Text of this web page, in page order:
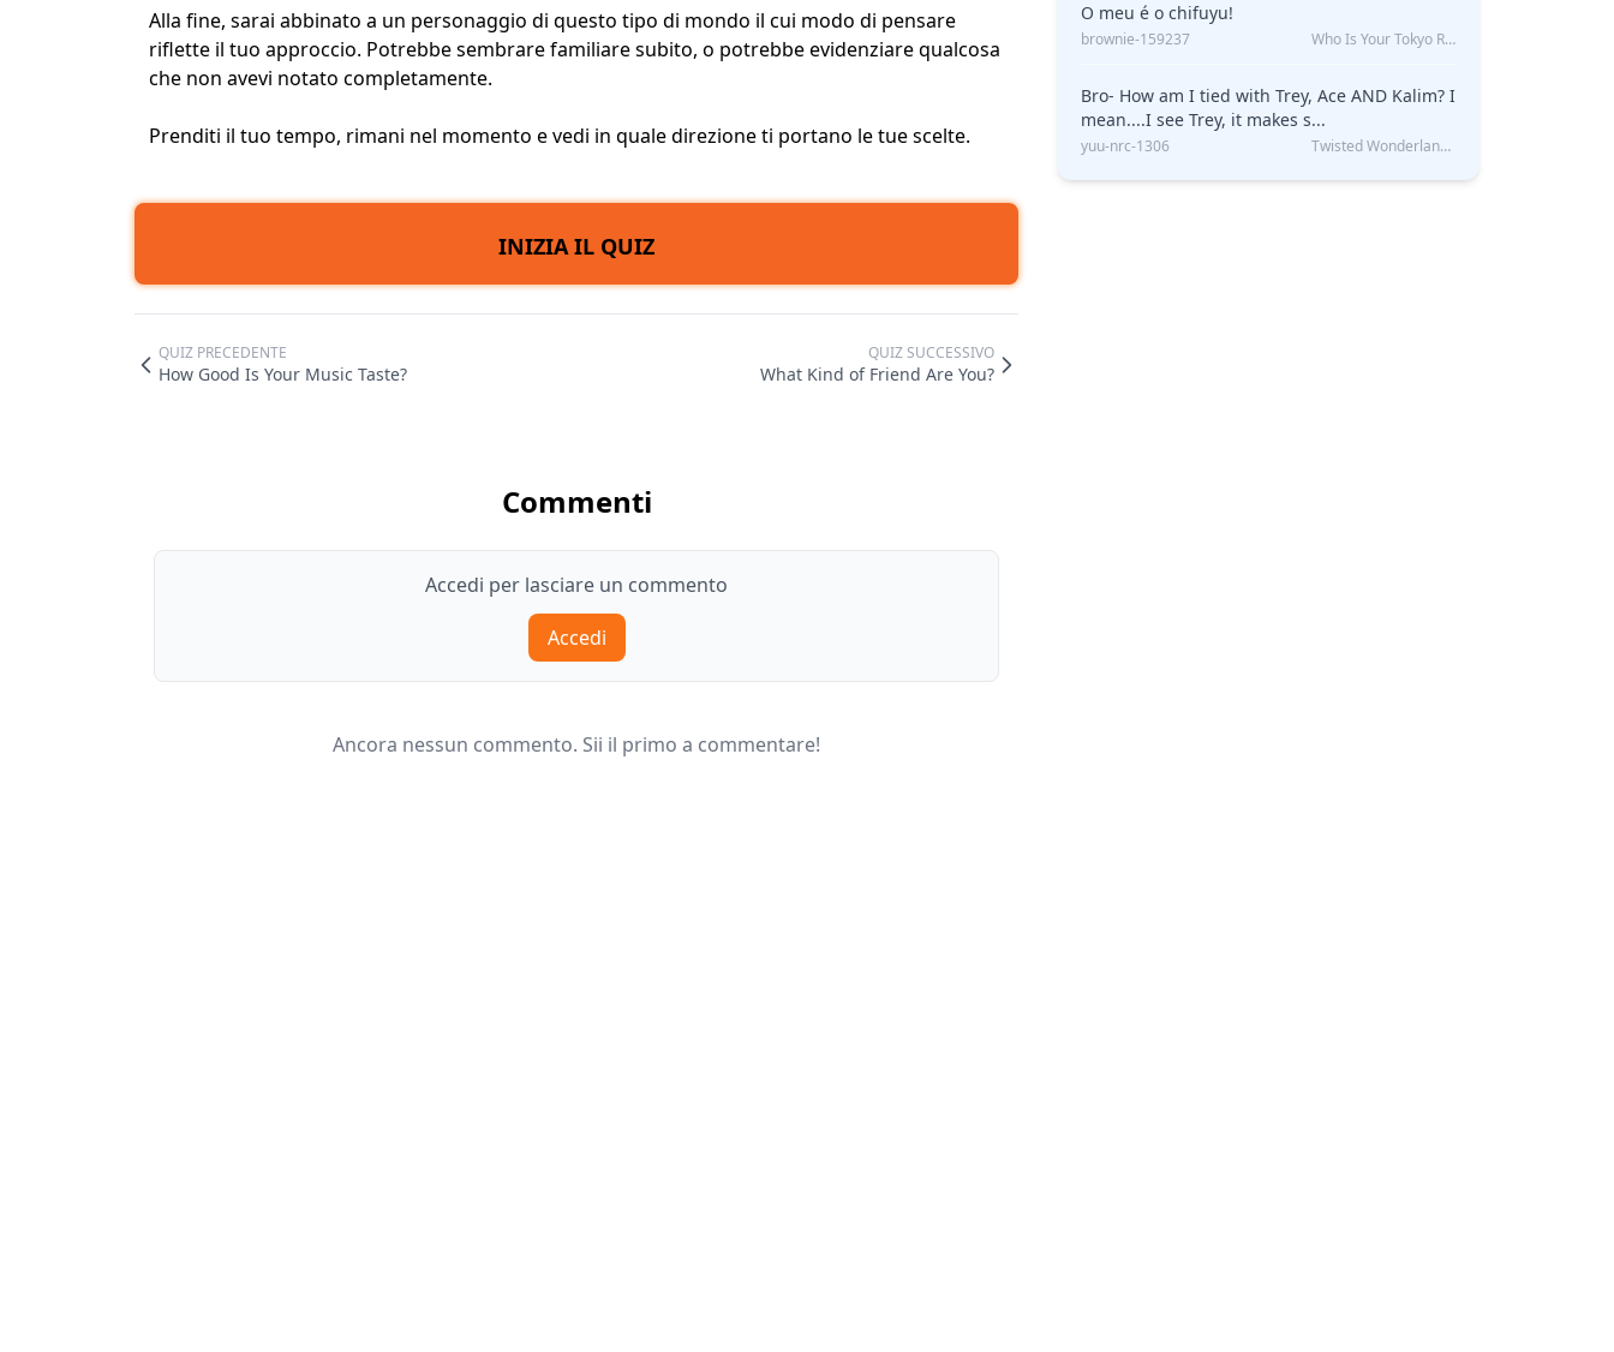
Alla fine, sarai abbinato a un personaggio di questo tipo di mondo il cui modo di pensare
riflette il tuo approccio. Potrebbe sembrare familiare subito, o potrebbe evidenziare qualcosa
che non avevi notato completamente.
Prenditi il tuo tempo, rimani nel momento e vedi in quale direzione ti portano le tue scelte.
INIZIA IL QUIZ
QUIZ PRECEDENTE
How Good Is Your Music Taste?
QUIZ SUCCESSIVO
What Kind of Friend Are You?
Commenti
Accedi per lasciare un commento
Accedi
Ancora nessun commento. Sii il primo a commentare!
O meu é o chifuyu!
brownie-159237 Who Is Your Tokyo Revengers Boyfriend?
Bro- How am I tied with Trey, Ace AND Kalim? I
mean....I see Trey, it makes s...
yuu-nrc-1306 Twisted Wonderland Kin Quiz